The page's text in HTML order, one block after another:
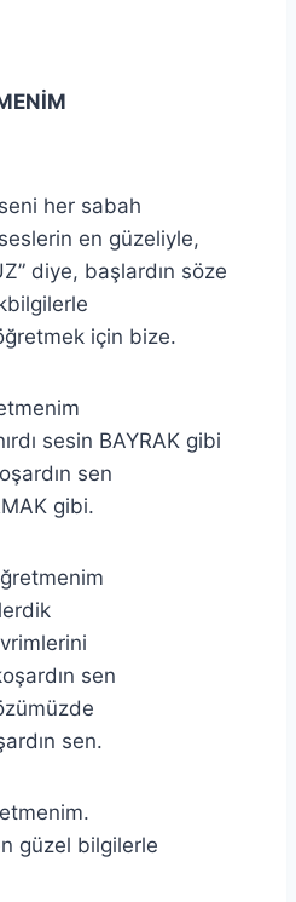
her sabah
en güzeliyle,
diye, başlardın söze
için bize.
sesin BAYRAK gibi
sen
gibi.
sen
sen.
güzel bilgilerle